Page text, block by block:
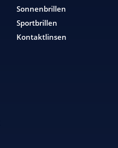
Sonnenbrillen
Sportbrillen
Kontaktlinsen